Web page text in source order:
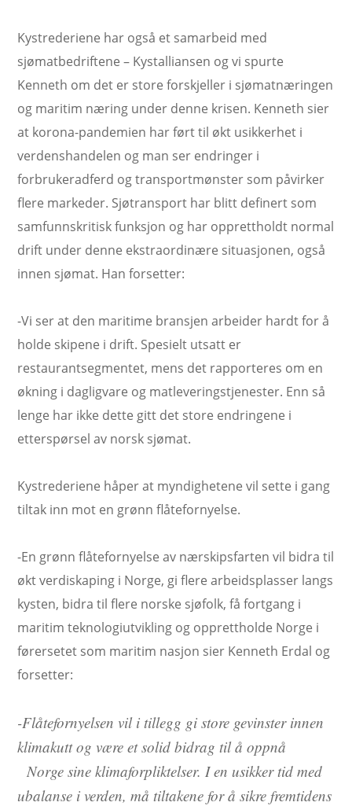
Kystrederiene har også et samarbeid med
sjømatbedriftene – Kystalliansen og vi spurte
Kenneth om det er store forskjeller i sjømatnæringen
og maritim næring under denne krisen. Kenneth sier
at korona-pandemien har ført til økt usikkerhet i
verdenshandelen og man ser endringer i
forbrukeradferd og transportmønster som påvirker
flere markeder. Sjøtransport har blitt definert som
samfunnskritisk funksjon og har opprettholdt normal
drift under denne ekstraordinære situasjonen, også
innen sjømat. Han forsetter:
-Vi ser at den maritime bransjen arbeider hardt for å
holde skipene i drift. Spesielt utsatt er
restaurantsegmentet, mens det rapporteres om en
økning i dagligvare og matleveringstjenester. Enn så
lenge har ikke dette gitt det store endringene i
etterspørsel av norsk sjømat.
Kystrederiene håper at myndighetene vil sette i gang
tiltak inn mot en grønn flåtefornyelse.
-En grønn flåtefornyelse av nærskipsfarten vil bidra til
økt verdiskaping i Norge, gi flere arbeidsplasser langs
kysten, bidra til flere norske sjøfolk, få fortgang i
maritim teknologiutvikling og opprettholde Norge i
førersetet som maritim nasjon sier Kenneth Erdal og
forsetter:
-Flåtefornyelsen vil i tillegg gi store gevinster innen
klimakutt og være et solid bidrag til å oppnå
Norge sine klimaforpliktelser. I en usikker tid med
ubalanse i verden, må tiltakene for å sikre fremtidens